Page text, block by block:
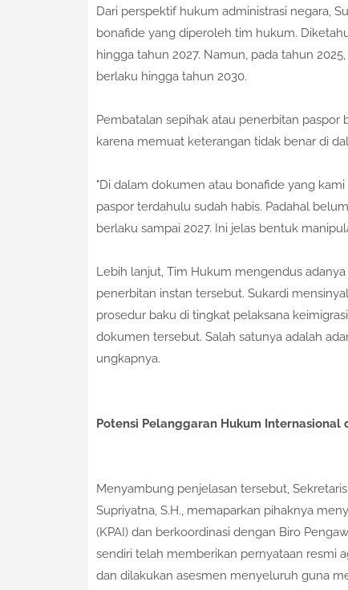
Dari perspektif hukum administrasi negara,
bonafide yang diperoleh tim hukum.
hingga tahun 2027. Namun, pada tahun
berlaku hingga tahun 2030.
Pembatalan sepihak atau penerbitan
karena memuat keterangan tidak benar di
​"Di dalam dokumen atau bonafide yang
paspor terdahulu sudah habis. Padahal
berlaku sampai 2027. Ini jelas bentuk
Lebih lanjut, Tim Hukum mengendus
penerbitan instan tersebut. Sukardi
prosedur baku di tingkat pelaksana
dokumen tersebut. Salah satunya adalah
ungkapnya.
Potensi Pelanggaran Hukum Internasional
​Menyambung penjelasan tersebut,
Supriyatna, S.H., memaparkan pihaknya
(KPAI) dan berkoordinasi dengan Biro
sendiri telah memberikan pernyataan resmi
dan dilakukan asesmen menyeluruh guna